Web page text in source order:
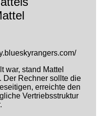
war, stand Mattel
Der Rechner sollte die
erreichte den
Vertriebsstruktur